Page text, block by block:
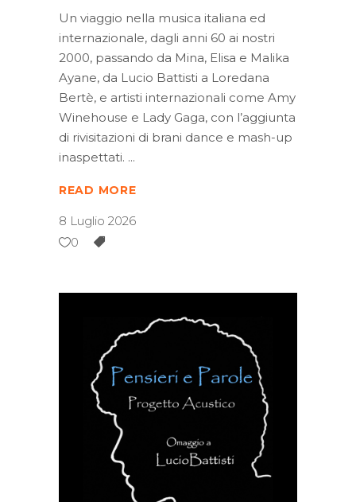
Un viaggio nella musica italiana ed
internazionale, dagli anni 60 ai nostri
2000, passando da Mina, Elisa e Malika
Ayane, da Lucio Battisti a Loredana
Bertè, e artisti internazionali come Amy
Winehouse e Lady Gaga, con l’aggiunta
di rivisitazioni di brani dance e mash-up
inaspettati.
READ MORE
8 Luglio 2026
0